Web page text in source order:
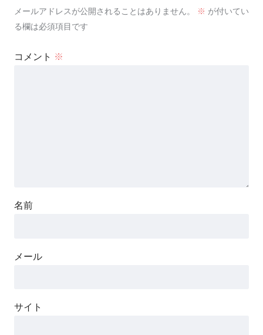
メールアドレスが公開されることはありません。 ※ が付いてい
る欄は必須項目です
コメント ※
名前
メール
サイト